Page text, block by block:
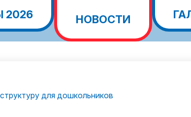
2026 НОВОСТИ
для дошкольников